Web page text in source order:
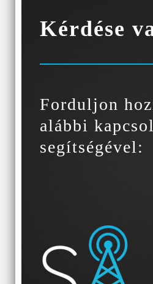
Kérdése
Forduljon
alábbi
segítségével: